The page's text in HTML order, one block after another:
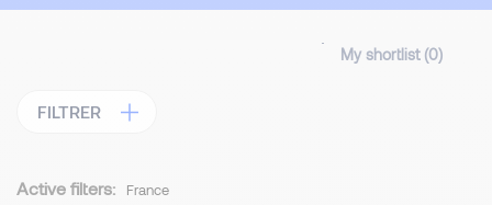
My shortlist (0)
FILTRER
Active filters: France